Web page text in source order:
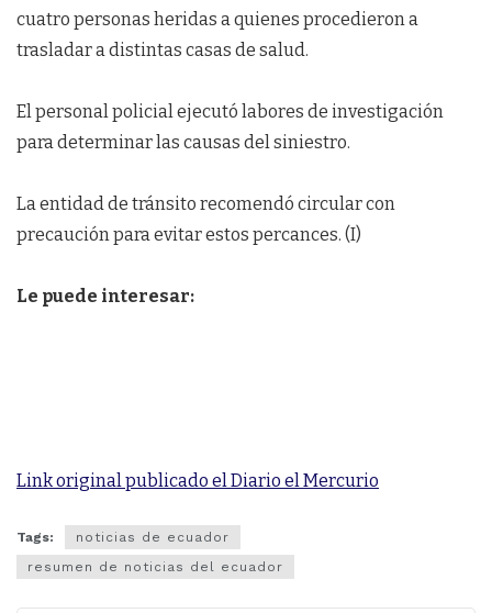
cuatro personas heridas a quienes procedieron a
trasladar a distintas casas de salud.
El personal policial ejecutó labores de investigación
para determinar las causas del siniestro.
La entidad de tránsito recomendó circular con
precaución para evitar estos percances. (I)
Le puede interesar:
Link original publicado el Diario el Mercurio
Tags:
noticias de ecuador
resumen de noticias del ecuador